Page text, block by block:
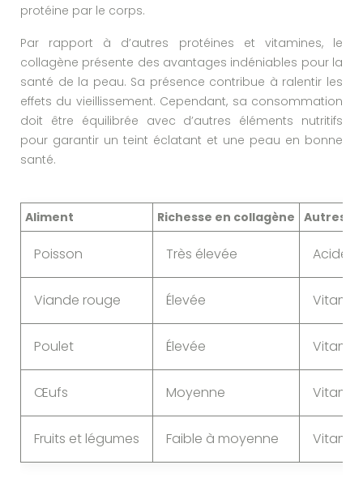
protéine par le corps.
Par rapport à d’autres protéines et vitamines, le
collagène présente des avantages indéniables pour la
santé de la peau. Sa présence contribue à ralentir les
effets du vieillissement. Cependant, sa consommation
doit être équilibrée avec d’autres éléments nutritifs
pour garantir un teint éclatant et une peau en bonne
santé.
Aliment Richesse en collagène Autres
Poisson Très élevée Acides
Viande rouge Élevée
Poulet Élevée
Œufs Moyenne
Fruits et légumes Faible à moyenne